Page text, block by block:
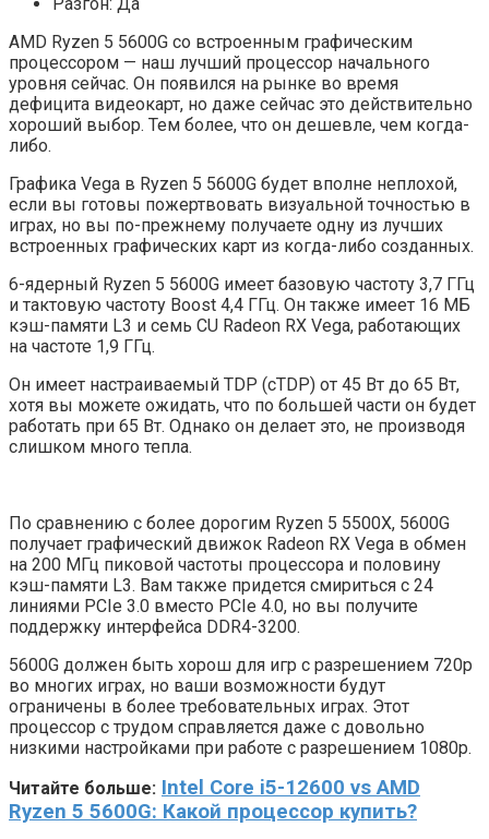
AMD Ryzen 5 5600G со встроенным графическим
процессором — наш лучший процессор начального
уровня сейчас. Он появился на рынке во время
дефицита видеокарт, но даже сейчас это действительно
хороший выбор. Тем более, что он дешевле, чем когда-
либо.
Графика Vega в Ryzen 5 5600G будет вполне неплохой,
если вы готовы пожертвовать визуальной точностью в
играх, но вы по-прежнему получаете одну из лучших
встроенных графических карт из когда-либо созданных.
6-ядерный Ryzen 5 5600G имеет базовую частоту 3,7 ГГц
и тактовую частоту Boost 4,4 ГГц. Он также имеет 16 МБ
кэш-памяти L3 и семь CU Radeon RX Vega, работающих
на частоте 1,9 ГГц.
Он имеет настраиваемый TDP (cTDP) от 45 Вт до 65 Вт,
хотя вы можете ожидать, что по большей части он будет
работать при 65 Вт. Однако он делает это, не производя
слишком много тепла.
По сравнению с более дорогим Ryzen 5 5500X, 5600G
получает графический движок Radeon RX Vega в обмен
на 200 МГц пиковой частоты процессора и половину
кэш-памяти L3. Вам также придется смириться с 24
линиями PCIe 3.0 вместо PCIe 4.0, но вы получите
поддержку интерфейса DDR4-3200.
5600G должен быть хорош для игр с разрешением 720p
во многих играх, но ваши возможности будут
ограничены в более требовательных играх. Этот
процессор с трудом справляется даже с довольно
низкими настройками при работе с разрешением 1080p.
Читайте больше: Intel Core i5-12600 vs AMD
Ryzen 5 5600G: Какой процессор купить?